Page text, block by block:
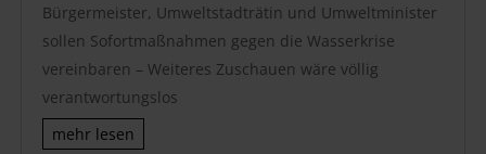
Bürgermeister, Umweltstadträtin und Umweltminister
sollen Sofortmaßnahmen gegen die Wasserkrise
vereinbaren – Weiteres Zuschauen wäre völlig
verantwortungslos
mehr lesen